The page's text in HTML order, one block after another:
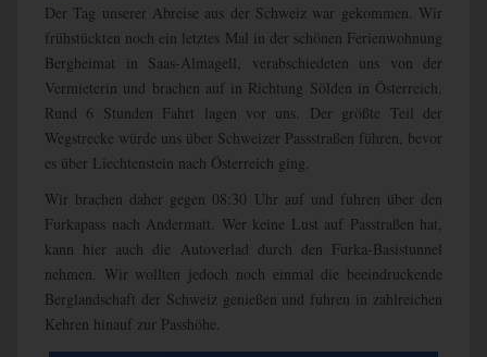
Der Tag unserer Abreise aus der Schweiz war gekommen. Wir
frühstückten noch ein letztes Mal in der schönen Ferienwohnung
Bergheimat in Saas-Almagell, verabschiedeten uns von der
Vermieterin und brachen auf in Richtung Sölden in Österreich.
Rund 6 Stunden Fahrt lagen vor uns. Der größte Teil der
Wegstrecke würde uns über Schweizer Passstraßen führen, bevor
es über Liechtenstein nach Österreich ging.
Wir brachen daher gegen 08:30 Uhr auf und fuhren über den
Furkapass nach Andermatt. Wer keine Lust auf Passtraßen hat,
kann hier auch die Autoverlad durch den Furka-Basistunnel
nehmen. Wir wollten jedoch noch einmal die beeindruckende
Berglandschaft der Schweiz genießen und fuhren in zahlreichen
Kehren hinauf zur Passhöhe.